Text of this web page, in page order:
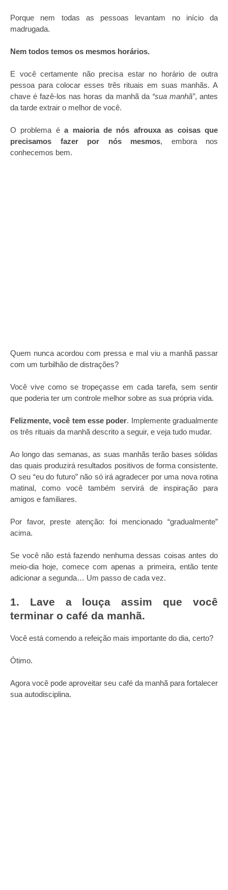
Porque nem todas as pessoas levantam no início da
madrugada.
Nem todos temos os mesmos horários.
E você certamente não precisa estar no horário de outra
pessoa para colocar esses três rituais em suas manhãs. A
chave é fazê-los nas horas da manhã da “sua manhã”, antes
da tarde extrair o melhor de você.
O problema éa maioria de nós afrouxa as coisas que
precisamos fazer por nós mesmos, embora nos
conhecemos bem.
Quem nunca acordou com pressa e mal viu a manhã passar
com um turbilhão de distrações?
Você vive como se tropeçasse em cada tarefa, sem sentir
que poderia ter um controle melhor sobre as sua própria vida.
Felizmente, você tem esse poder. Implemente gradualmente
os três rituais da manhã descrito a seguir, e veja tudo mudar.
Ao longo das semanas, as suas manhãs terão bases sólidas
das quais produzirá resultados positivos de forma consistente.
O seu “eu do futuro” não só irá agradecer por uma nova rotina
matinal, como você também servirá de inspiração para
amigos e familiares.
Por favor, preste atenção: foi mencionado “gradualmente”
acima.
Se você não está fazendo nenhuma dessas coisas antes do
meio-dia hoje, comece com apenas a primeira, então tente
adicionar a segunda… Um passo de cada vez.
1. Lave a louça assim que você
terminar o café da manhã.
Você está comendo a refeição mais importante do dia, certo?
Ótimo.
Agora você pode aproveitar seu café da manhã para fortalecer
sua autodisciplina.